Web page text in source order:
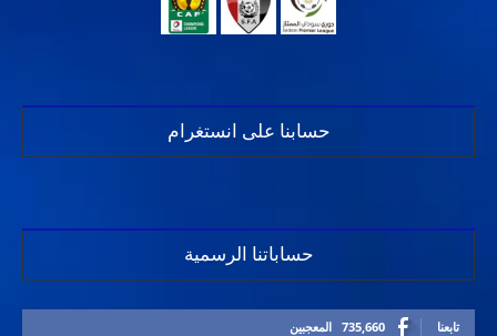
حسابنا على انستغرام
حساباتنا الرسمية
735,660 المعجبين تابعنا